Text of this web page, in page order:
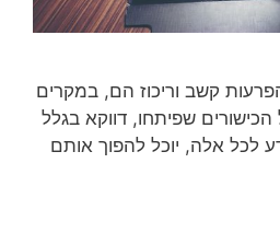
קשב וריכוז הם, במקרים
הכישורים שפיתחו, דווקא בגלל
לכל אלה, יוכל להפוך אותם